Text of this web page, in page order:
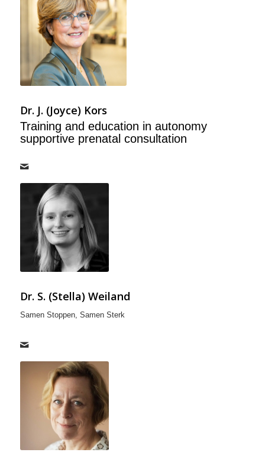
Dr. J. (Joyce) Kors
Training and education in autonomy
supportive prenatal consultation
Dr. S. (Stella) Weiland
Samen Stoppen, Samen Sterk